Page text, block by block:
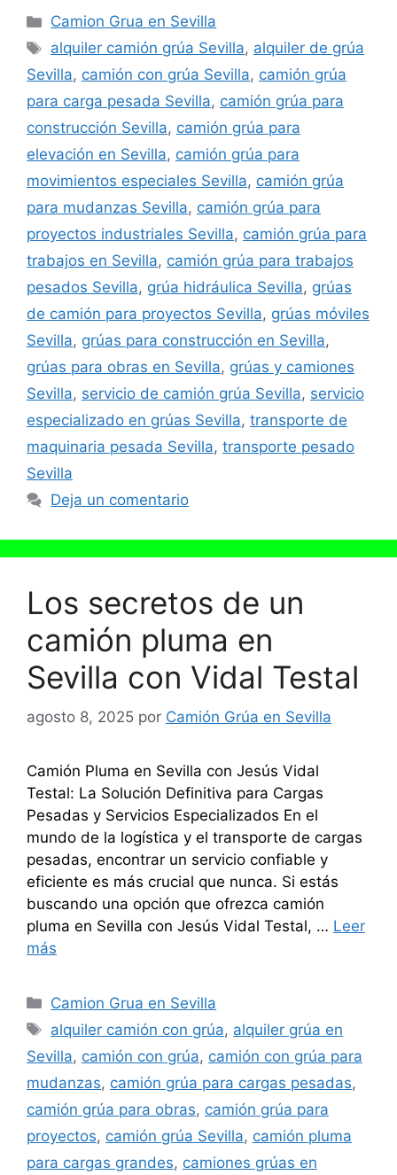
Categorías
Camion Grua en Sevilla
Etiquetas
alquiler camión grúa Sevilla, alquiler de grúa
Sevilla, camión con grúa Sevilla, camión grúa
para carga pesada Sevilla, camión grúa para
construcción Sevilla, camión grúa para
elevación en Sevilla, camión grúa para
movimientos especiales Sevilla, camión grúa
para mudanzas Sevilla, camión grúa para
proyectos industriales Sevilla, camión grúa para
trabajos en Sevilla, camión grúa para trabajos
pesados Sevilla, grúa hidráulica Sevilla, grúas
de camión para proyectos Sevilla, grúas móviles
Sevilla, grúas para construcción en Sevilla,
grúas para obras en Sevilla, grúas y camiones
Sevilla, servicio de camión grúa Sevilla, servicio
especializado en grúas Sevilla, transporte de
maquinaria pesada Sevilla, transporte pesado
Sevilla
Deja un comentario
Los secretos de un
camión pluma en
Sevilla con Vidal Testal
agosto 8, 2025 por Camión Grúa en Sevilla
Camión Pluma en Sevilla con Jesús Vidal
Testal: La Solución Definitiva para Cargas
Pesadas y Servicios Especializados En el
mundo de la logística y el transporte de cargas
pesadas, encontrar un servicio confiable y
eficiente es más crucial que nunca. Si estás
buscando una opción que ofrezca camión
pluma en Sevilla con Jesús Vidal Testal, … Leer
más
Categorías
Camion Grua en Sevilla
Etiquetas
alquiler camión con grúa, alquiler grúa en
Sevilla, camión con grúa, camión con grúa para
mudanzas, camión grúa para cargas pesadas,
camión grúa para obras, camión grúa para
proyectos, camión grúa Sevilla, camión pluma
para cargas grandes, camiones grúas en